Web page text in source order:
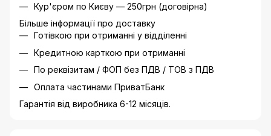
Кур'єром по Києву — 250грн (договірна)
Більше інформації про доставку
Готівкою при отриманні у відділенні
Кредитною карткою при отриманні
По реквізитам / ФОП без ПДВ / ТОВ з ПДВ
Оплата частинами ПриватБанк
Гарантія від виробника 6-12 місяців.